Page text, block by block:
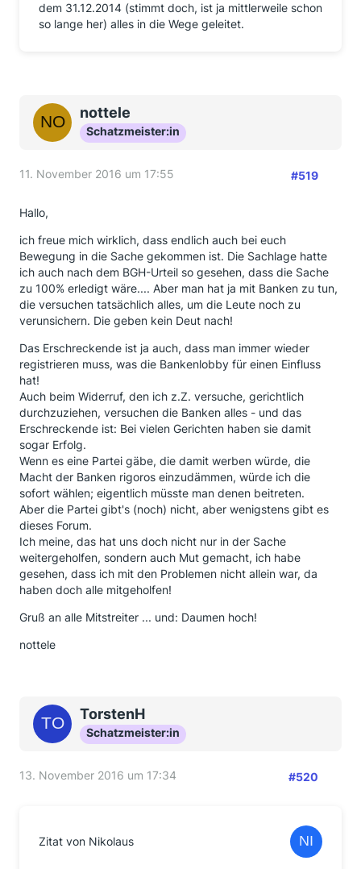
dem 31.12.2014 (stimmt doch, ist ja mittlerweile schon
so lange her) alles in die Wege geleitet.
nottele
Schatzmeister:in
11. November 2016 um 17:55 #519
Hallo,
ich freue mich wirklich, dass endlich auch bei euch
Bewegung in die Sache gekommen ist. Die Sachlage hatte
ich auch nach dem BGH-Urteil so gesehen, dass die Sache
zu 100% erledigt wäre.... Aber man hat ja mit Banken zu tun,
die versuchen tatsächlich alles, um die Leute noch zu
verunsichern. Die geben kein Deut nach!
Das Erschreckende ist ja auch, dass man immer wieder
registrieren muss, was die Bankenlobby für einen Einfluss
hat!
Auch beim Widerruf, den ich z.Z. versuche, gerichtlich
durchzuziehen, versuchen die Banken alles - und das
Erschreckende ist: Bei vielen Gerichten haben sie damit
sogar Erfolg.
Wenn es eine Partei gäbe, die damit werben würde, die
Macht der Banken rigoros einzudämmen, würde ich die
sofort wählen; eigentlich müsste man denen beitreten.
Aber die Partei gibt's (noch) nicht, aber wenigstens gibt es
dieses Forum.
Ich meine, das hat uns doch nicht nur in der Sache
weitergeholfen, sondern auch Mut gemacht, ich habe
gesehen, dass ich mit den Problemen nicht allein war, da
haben doch alle mitgeholfen!
Gruß an alle Mitstreiter ... und: Daumen hoch!
nottele
TorstenH
Schatzmeister:in
13. November 2016 um 17:34 #520
Zitat von Nikolaus